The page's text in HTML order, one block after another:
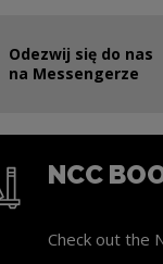
Odezwij się do nas
na Messengerze
link will open in
NCC
Check out the